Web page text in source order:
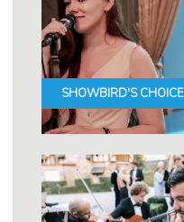
SHOWBIRD'S CHOICE